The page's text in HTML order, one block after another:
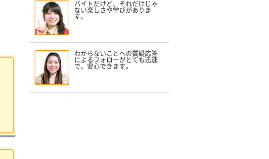
バイトだけど、それだけじゃ
ない楽しさや学びがありま
す。
わからないことへの質疑応答
によるフォローがとても迅速
で、安心できます。